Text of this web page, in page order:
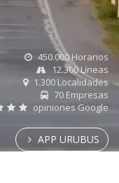
450.000 Horarios
12.300 Líneas
1.300 Localidades
70 Empresas
opiniones Google
APP URUBUS